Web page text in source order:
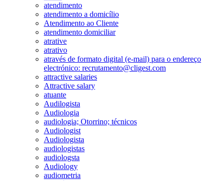
atendimento
atendimento a domicílio
Atendimento ao Cliente
atendimento domiciliar
atrative
atrativo
através de formato digital (e-mail) para o endereço
electrónico: recrutamento@cligest.com
attractive salaries
Attractive salary
atuante
Audilogista
Audiologia
audiologia; Otorrino; técnicos
Audiologist
Audiologista
audiologistas
audiologsta
Audiology
audiometria